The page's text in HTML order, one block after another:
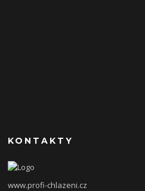
KONTAKTY
www.profi-chlazeni.cz